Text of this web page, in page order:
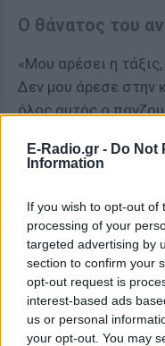
E-Radio.gr - Do Not
Information
If you wish to opt-out of
processing of your
targeted advertising by
section to confirm your
opt-out request is
interest-based ads
us or personal
your opt-out. You may
Ο θάνατος του
«Μου αρέσει η
Δεν μου άρεσε στην
όλος αυτός ο
Δεν μιλάω για την
Πηγαίνω συνέχεια
οδυνηρό γιατί
το μοιραστώ στους
ήταν οικογενειακό
σωστός τρόπος από
σιωπή.